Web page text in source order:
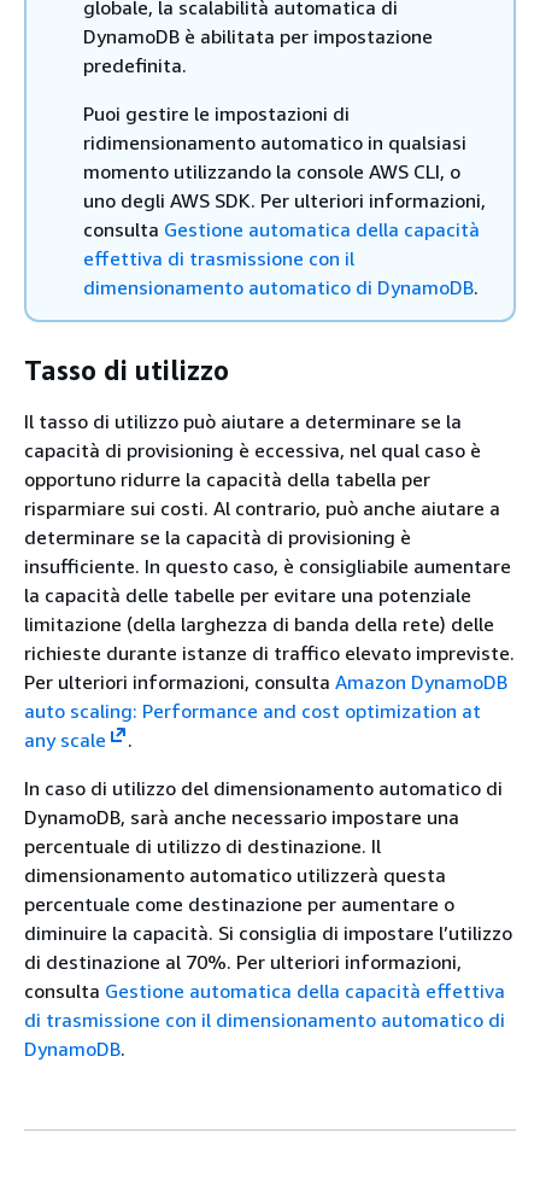
globale, la scalabilità automatica di
DynamoDB è abilitata per impostazione
predefinita.
Puoi gestire le impostazioni di
ridimensionamento automatico in qualsiasi
momento utilizzando la console AWS CLI, o
uno degli AWS SDK. Per ulteriori informazioni,
consulta Gestione automatica della capacità
effettiva di trasmissione con il
dimensionamento automatico di DynamoDB.
Tasso di utilizzo
Il tasso di utilizzo può aiutare a determinare se la
capacità di provisioning è eccessiva, nel qual caso è
opportuno ridurre la capacità della tabella per
risparmiare sui costi. Al contrario, può anche aiutare a
determinare se la capacità di provisioning è
insufficiente. In questo caso, è consigliabile aumentare
la capacità delle tabelle per evitare una potenziale
limitazione (della larghezza di banda della rete) delle
richieste durante istanze di traffico elevato impreviste.
Per ulteriori informazioni, consulta Amazon DynamoDB
auto scaling: Performance and cost optimization at
any scale
.
In caso di utilizzo del dimensionamento automatico di
DynamoDB, sarà anche necessario impostare una
percentuale di utilizzo di destinazione. Il
dimensionamento automatico utilizzerà questa
percentuale come destinazione per aumentare o
diminuire la capacità. Si consiglia di impostare l’utilizzo
di destinazione al 70%. Per ulteriori informazioni,
consulta Gestione automatica della capacità effettiva
di trasmissione con il dimensionamento automatico di
DynamoDB.